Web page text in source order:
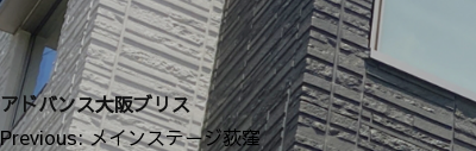
アドバンス大阪ブリス
投
Previous: メインステージ荻窪